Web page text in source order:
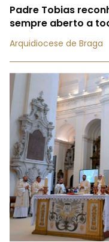
Padre Tobias
sempre aberto a
Arquidiocese de Braga